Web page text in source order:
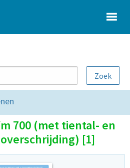
700 (met tiental- en
[1]